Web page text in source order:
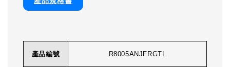
產品編號 R8005ANJFRGTL